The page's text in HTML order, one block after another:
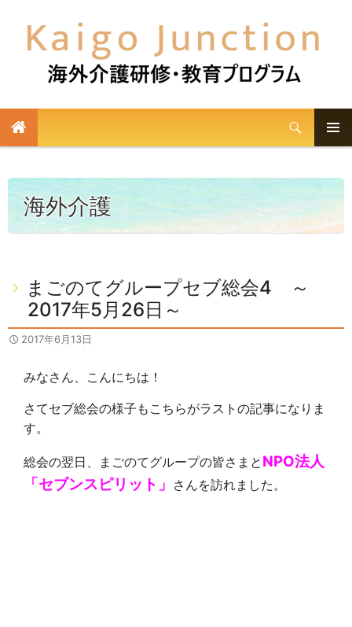
索
メニュ
ー
ン
テ
ツ
キ
プ
海外介護
まごのてグループセブ総会4 ～
2017年5月26日～
2017年6月13日
みなさん、こんにちは！
さてセブ総会の様子もこちらがラストの記事になりま
す。
総会の翌日、まごのてグループの皆さまと NPO法人
「セブンスピリット」 さんを訪れました。